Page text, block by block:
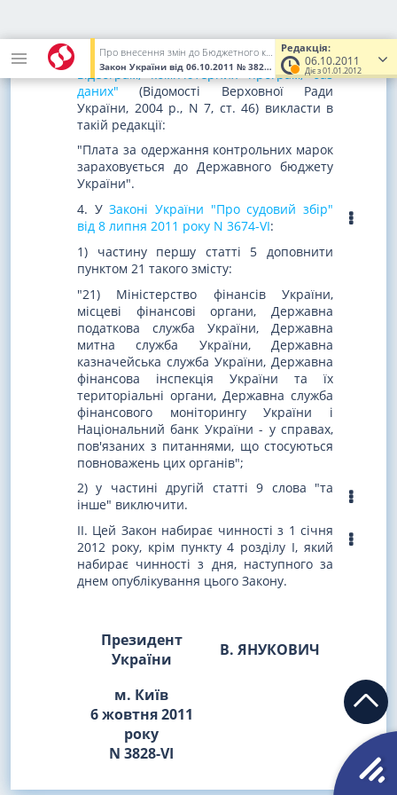
Редакція:
06.10.2011
Діє з 01.01.2012
Про внесення змін до Бюджетного кодексу України та деяких інших законодавчих актів України
Закон України від 06.10.2011 № 3828-VI (Увага! Попередня
"Про розповсюдження примірників
аудіовізуальних творів, фонограм,
відеограм, комп'ютерних програм, баз
даних" (Відомості Верховної Ради
України, 2004 р., N 7, ст. 46) викласти в
такій редакції:
"Плата за одержання контрольних марок
зараховується до Державного бюджету
України".
4. УЗаконі України "Про судовий збір"
від 8 липня 2011 року N 3674-VI:
1) частину першу статті 5 доповнити
пунктом 21 такого змісту:
"21) Міністерство фінансів України,
місцеві фінансові органи, Державна
податкова служба України, Державна
митна служба України, Державна
казначейська служба України, Державна
фінансова інспекція України та їх
територіальні органи, Державна служба
фінансового моніторингу України і
Національний банк України - у справах,
пов'язаних з питаннями, що стосуються
повноважень цих органів";
2) у частині другій статті 9 слова "та
інше" виключити.
II. Цей Закон набирає чинності з 1 січня
2012 року, крім пункту 4 розділу I, який
набирає чинності з дня, наступного за
днем опублікування цього Закону.
Президент
України
В. ЯНУКОВИЧ
м. Київ
6 жовтня 2011
року
N 3828-VI